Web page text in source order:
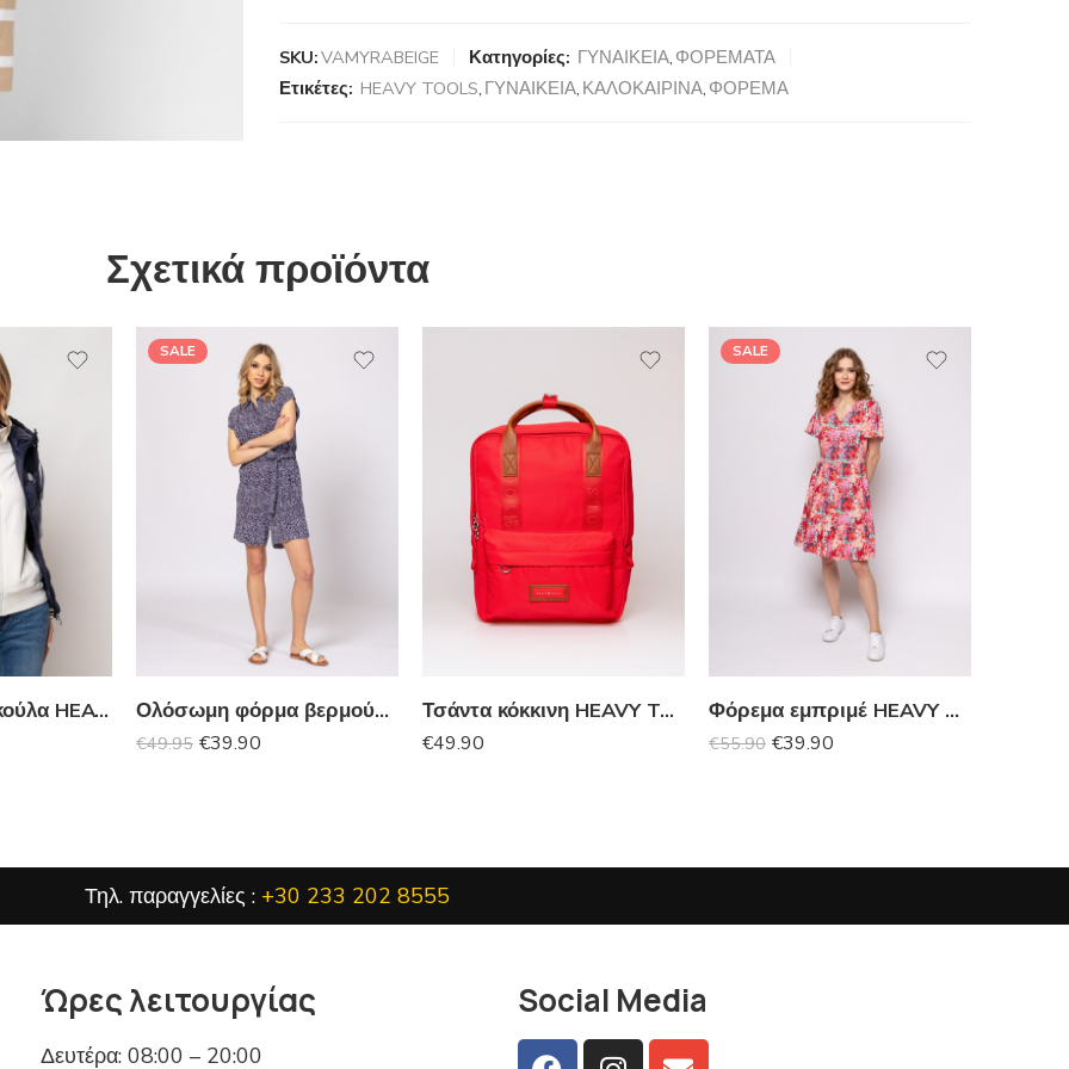
SKU:VAMYRABEIGE Κατηγορίες: ΓΥΝΑΙΚΕΙΑ, ΦΟΡΕΜΑΤΑ
Ετικέτες: HEAVY TOOLS, ΓΥΝΑΙΚΕΙΑ, ΚΑΛΟΚΑΙΡΙΝΑ, ΦΟΡΕΜΑ
Σχετικά προϊόντα
Αμάνικο με κουκούλα HEAVY TOOLS
SALE
Ολόσωμη φόρμα βερμούδα HEAVY TOOLS
€49.95 €39.90
Τσάντα κόκκινη HEAVY TOOLS
€49.90
SALE
Φόρεμα εμπριμέ HEAVY TOOLS
€55.90 €39.90
Τηλ. παραγγελίες : +30 233 202 8555
Ώρες λειτουργίας
Δευτέρα: 08:00 – 20:00
Social Media